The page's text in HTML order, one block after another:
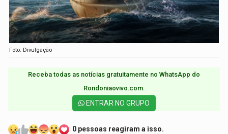
Foto: Divulgação
Receba todas as notícias gratuitamente no WhatsApp do
Rondoniaovivo.com.​
ENTRAR NO GRUPO
0 pessoas reagiram a isso.